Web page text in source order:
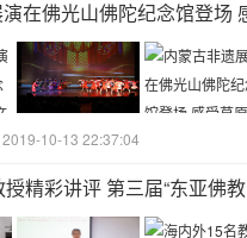
在佛光山佛陀纪念馆登场
2019-10-13 22:37:04